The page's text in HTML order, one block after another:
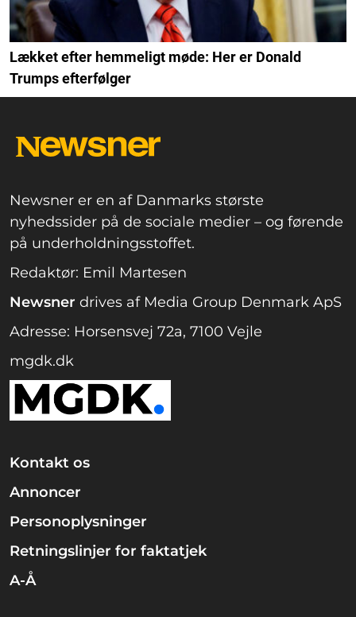
Lækket efter hemmeligt møde: Her er Donald
Trumps efterfølger
Newsner er en af Danmarks største
nyhedssider på de sociale medier – og førende
på underholdningsstoffet.
Redaktør: Emil Martesen
Newsner drives af Media Group Denmark ApS
Adresse: Horsensvej 72a, 7100 Vejle
mgdk.dk
Kontakt os
Annoncer
Personoplysninger
Retningslinjer for faktatjek
A-Å